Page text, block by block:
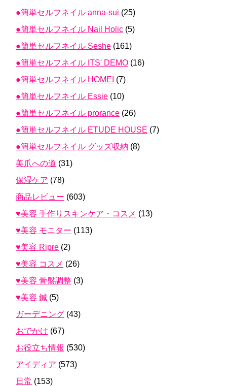
●簡単セルフネイル anna-sui (25)
●簡単セルフネイル Nail Holic (5)
●簡単セルフネイル Seshe (161)
●簡単セルフネイル ITS' DEMO (16)
●簡単セルフネイル HOMEI (7)
●簡単セルフネイル Essie (10)
●簡単セルフネイル prorance (26)
●簡単セルフネイル ETUDE HOUSE (7)
●簡単セルフネイル グッズ収納 (8)
美爪への道 (31)
保湿ケア (78)
商品レビュー (603)
♥美容 手作りスキンケア・コスメ (13)
♥美容 モニター (113)
♥美容 Ripre (2)
♥美容 コスメ (26)
♥美容 骨盤調整 (3)
♥美容 鍼 (5)
ガーデニング (43)
おでかけ (67)
お役立ち情報 (530)
アイディア (573)
日常 (153)